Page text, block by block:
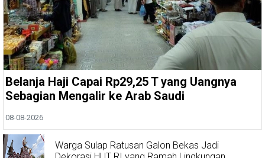
Belanja Haji Capai Rp29,25 T yang Uangnya
Sebagian Mengalir ke Arab Saudi
08-08-2026
Warga Sulap Ratusan Galon Bekas Jadi